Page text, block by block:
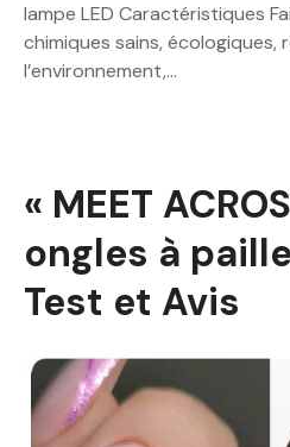
lampe LED Caractéristiques
chimiques sains, écologiques,
l’environnement,…
« MEET
ongles à
Test et Avis